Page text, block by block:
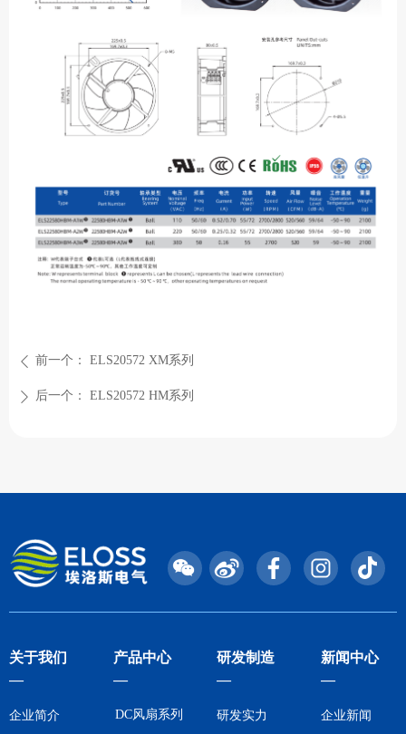
大家都在看
ꄴ 前一个： ELS20572 XM系列
ꄲ 后一个： ELS20572 HM系列
关于我们
—
企业简介
研发制造
—
研发实力
新闻中心
—
企业新闻
产品中心
—
DC风扇系列